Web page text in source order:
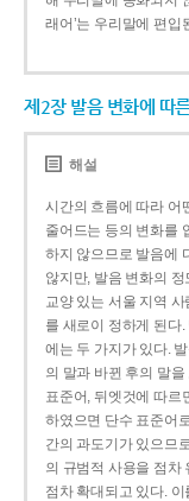
래어’는 우리말에 편
제2장 발음 변화에 따
해설
시간의 흐름에 따라 어
줄어드는 등의 변화를
하지 않으므로 발음에
않지만, 발음 변화의
교양 있는 서울 지역
를 새로이 정하게 된다
에는 두 가지가 있다.
의 말과 바뀐 후의 말
표준어, 뒤엣것에 따르
하였으면 단수 표준어
간의 과도기가 있으므
의 규범적 사용을 점차
점차 확대되고 있다.